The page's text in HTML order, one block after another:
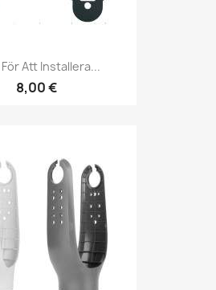
Att Installera...
8,00 €